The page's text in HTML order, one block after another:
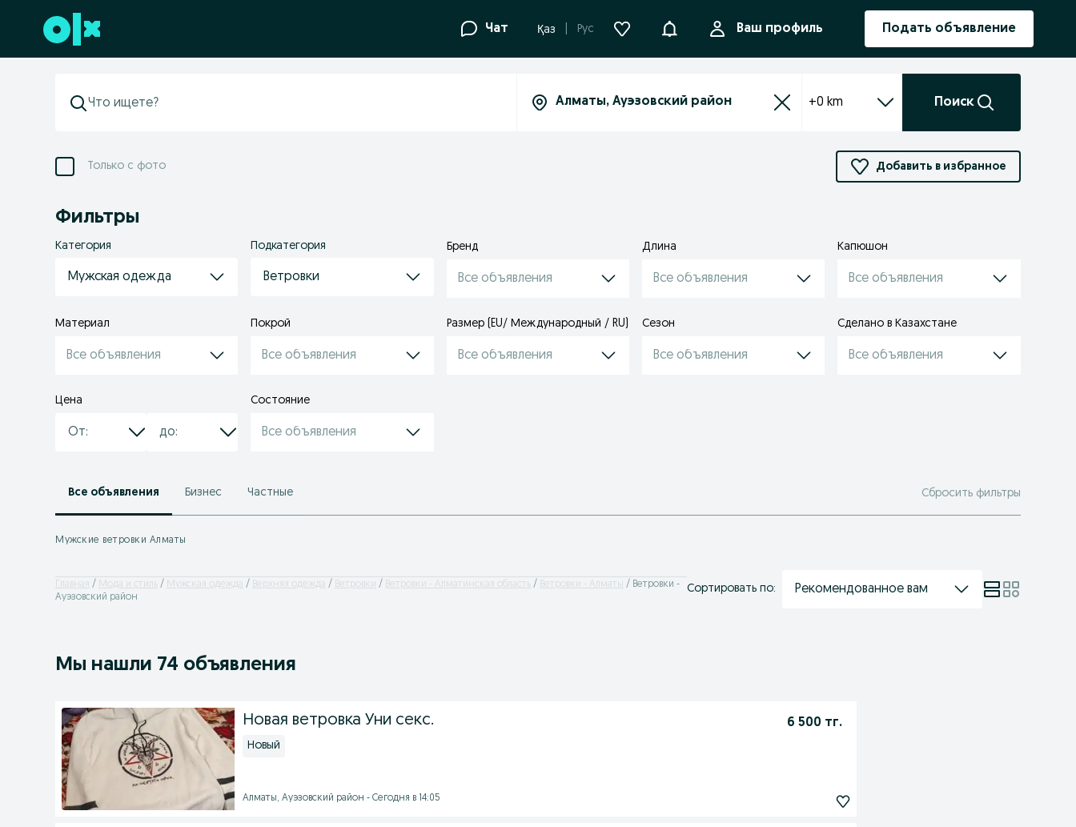
Перейти к нижнему колонтитулу Чат Қаз Рус УведомленияВаш профиль Подать объявление
+0 km Поиск
Только с фото Добавить в избранное
Фильтры
Категория
Мужская одежда
Подкатегория
Ветровки
Бренд
Все объявления
Длина
Все объявления
Капюшон
Все объявления
Материал
Все объявления
Покрой
Все объявления
Размер (EU/ Международный / RU)
Все объявления
Сезон
Все объявления
Сделано в Казахстане
Все объявления
Цена Состояние
Все объявления
Все объявления Бизнес Частные Сбросить фильтры
Мужские ветровки Алматы
Главная Мода и стиль Мужская одежда Верхняя одежда Ветровки Ветровки - Алматинская область Ветровки - Алматы
Ветровки -
Ауэзовский район
Сортировать по: Рекомендованное вам
Мы нашли 74 объявления
Новая ветровка Уни секс. 6 500 тг.
Новый
Алматы, Ауэзовский район - Сегодня в 14:05